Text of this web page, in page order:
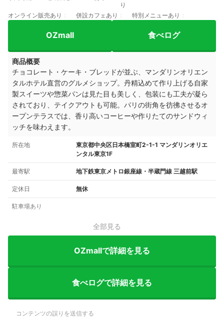
り
オンライン販売あり
併設カフェあり 特別メニューあり
OZmall 食べログ
商品概要
チョコレート・ケーキ・ブレッドが並ぶ、マンダリンオリエン
タルホテル直営のグルメショップ。丹精込めて作り上げる自家
製スイーツや惣菜パンは見た目も美しく、包装にも工夫が凝ら
されており、テイクアウトも可能。パリの街角を彷彿させるオ
ープンテラスでは 、香り高いコーヒーや作りたてのサンドウィ
ッチを味わえます。
所在地
東京都中央区日本橋室町2-1-1 マンダリンオリエ
ンタル東京1F
最寄駅 地下鉄東京メトロ銀座線・半蔵門線 三越前駅
定休日 無休
駐車場あり
全部見る
OZmallで詳細を見る
食べログで詳細を見る
コンテンツの誤りを送信する